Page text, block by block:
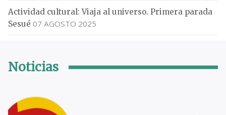
Actividad cultural: Viaja al universo. Primera parada
Sesué 07 AGOSTO 2025
Noticias